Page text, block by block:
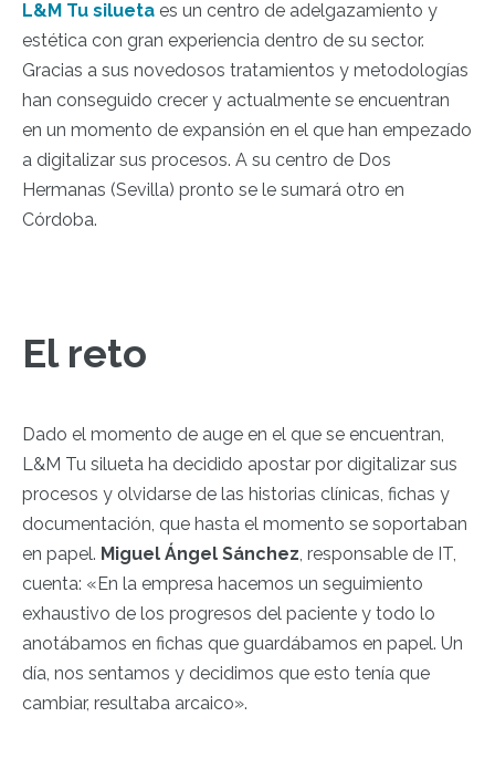
L&M Tu silueta es un centro de adelgazamiento y
estética con gran experiencia dentro de su sector.
Gracias a sus novedosos tratamientos y metodologías
han conseguido crecer y actualmente se encuentran
en un momento de expansión en el que han empezado
a digitalizar sus procesos. A su centro de Dos
Hermanas (Sevilla) pronto se le sumará otro en
Córdoba.
El reto
Dado el momento de auge en el que se encuentran,
L&M Tu silueta ha decidido apostar por digitalizar sus
procesos y olvidarse de las historias clínicas, fichas y
documentación, que hasta el momento se soportaban
en papel. Miguel Ángel Sánchez, responsable de IT,
cuenta: «En la empresa hacemos un seguimiento
exhaustivo de los progresos del paciente y todo lo
anotábamos en fichas que guardábamos en papel. Un
día, nos sentamos y decidimos que esto tenía que
cambiar, resultaba arcaico».